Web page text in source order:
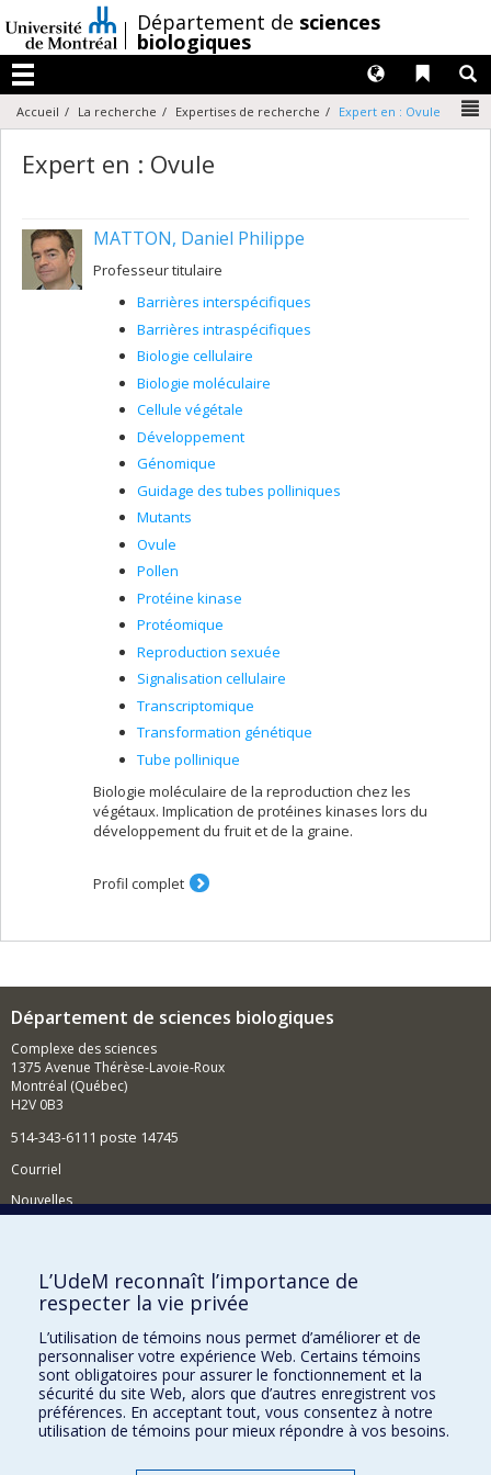
au
contenu
/Département de sciences
biologiques
Menu
Liens
Langues
Accueil La recherche Expertises de recherche Expert en : Ovule
Expert en : Ovule
MATTON, Daniel Philippe
Professeur titulaire
Barrières interspécifiques
Barrières intraspécifiques
Biologie cellulaire
Biologie moléculaire
Cellule végétale
Développement
Génomique
Guidage des tubes polliniques
Mutants
Ovule
Pollen
Protéine kinase
Protéomique
Reproduction sexuée
Signalisation cellulaire
Transcriptomique
Transformation génétique
Tube pollinique
Biologie moléculaire de la reproduction chez les
végétaux. Implication de protéines kinases lors du
développement du fruit et de la graine.
Profil complet
Département de sciences biologiques
Complexe des sciences
1375 Avenue Thérèse-Lavoie-Roux
Montréal (Québec)
H2V 0B3
514-343-6111 poste 14745
Courriel
Nouvelles
Comment soutenir le Département?
BESOIN D'AIDE?
Plan du site
Signaler une erreur
Accessibilité
FACULTÉ DES ARTS ET DES SCIENCES
L’UdeM reconnaît l’importance de
respecter la vie privée
L’utilisation de témoins nous permet d’améliorer et de
personnaliser votre expérience Web. Certains témoins
sont obligatoires pour assurer le fonctionnement et la
sécurité du site Web, alors que d’autres enregistrent vos
préférences. En acceptant tout, vous consentez à notre
utilisation de témoins pour mieux répondre à vos besoins.